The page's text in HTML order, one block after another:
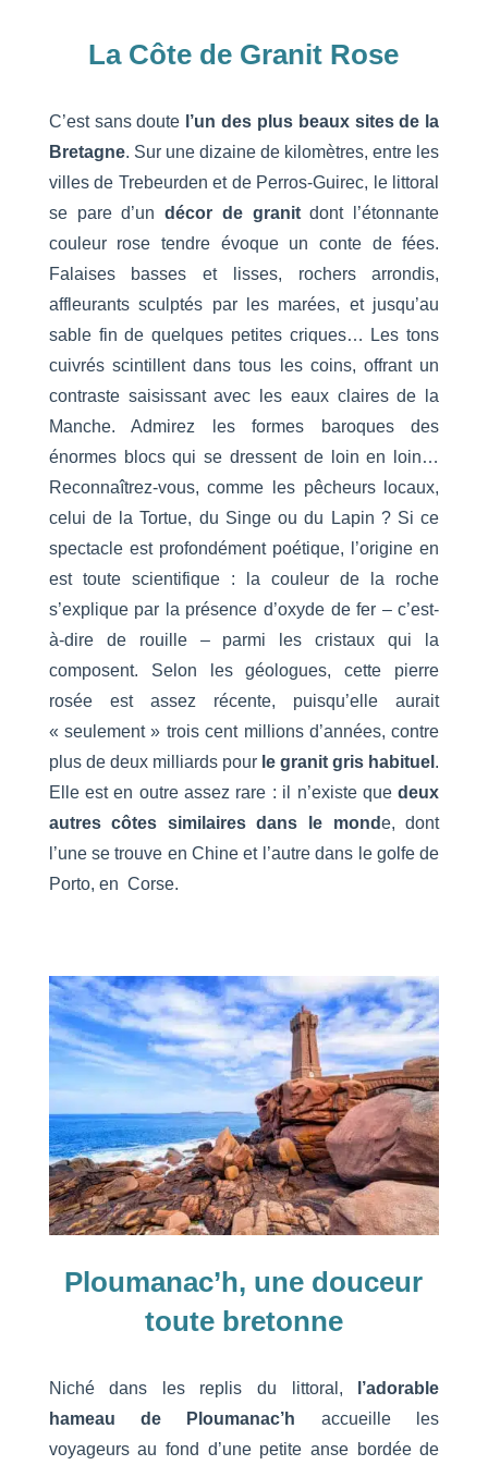
La Côte de Granit Rose
C’est sans doute l’un des plus beaux sites de la
Bretagne. Sur une dizaine de kilomètres, entre les
villes de Trebeurden et de Perros-Guirec, le littoral
se pare d’undécor de granitdont l’étonnante
couleur rose tendre évoque un conte de fées.
Falaises basses et lisses, rochers arrondis,
affleurants sculptés par les marées, et jusqu’au
sable fin de quelques petites criques… Les tons
cuivrés scintillent dans tous les coins, offrant un
contraste saisissant avec les eaux claires de la
Manche. Admirez les formes baroques des
énormes blocs qui se dressent de loin en loin…
Reconnaîtrez-vous, comme les pêcheurs locaux,
celui de la Tortue, du Singe ou du Lapin ? Si ce
spectacle est profondément poétique, l’origine en
est toute scientifique : la couleur de la roche
s’explique par la présence d’oxyde de fer – c’est-
à-dire de rouille – parmi les cristaux qui la
composent. Selon les géologues, cette pierre
rosée est assez récente, puisqu’elle aurait
« seulement » trois cent millions d’années, contre
plus de deux milliards pour le granit gris habituel .
Elle est en outre assez rare : il n’existe que deux
autres côtes similaires dans le monde, dont
l’une se trouve en Chine et l’autre dans le golfe de
Porto, en Corse.
Ploumanac’h, une douceur
toute bretonne
Niché dans les replis du littoral,
l’adorable
hameau de Ploumanac’h accueille les
voyageurs au fond d’une petite anse bordée de